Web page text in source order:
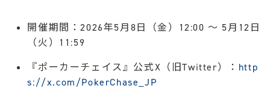
開催期間：2026年5月8日（金）12:00 〜 5月12日
（火）11:59
『ポーカーチェイス』公式X（旧Twitter）： http
s://x.com/PokerChase_JP